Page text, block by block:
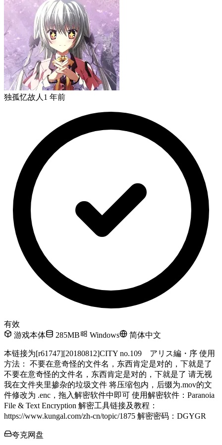
独孤忆故人 1 年前
有效
游戏本体
285MB Windows 简体中文
本链接为[r61747][20180812]CITY no.109 アリス編・序 使用
方法： 不要在意奇怪的文件名，东西肯定是对的，下就是了
不要在意奇怪的文件名，东西肯定是对的，下就是了 请无视
我在文件夹里掺杂的垃圾文件 将压缩包内，后缀为.mov的文
件修改为 .enc，拖入解密软件中即可 使用解密软件：Paranoia
File & Text Encryption 解密工具链接及教程：
https://www.kungal.com/zh-cn/topic/1875 解密密码：DGYGR
夸克网盘